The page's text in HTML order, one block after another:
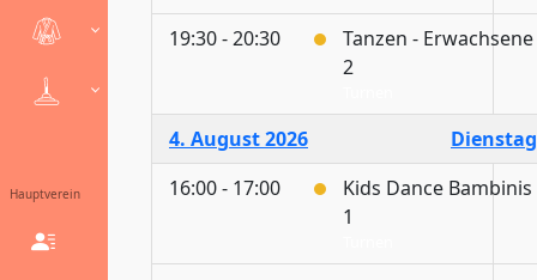
Hauptverein
19:30 - 20:30
Tanzen - Erwachsene
2
4. August 2026
Dienstag
16:00 - 17:00
Kids Dance Bambinis
1